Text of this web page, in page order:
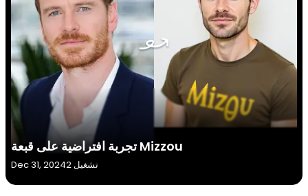
تجربة افتراضية على قبعة Mizzou
Dec 31, 2024 2 تشغيل